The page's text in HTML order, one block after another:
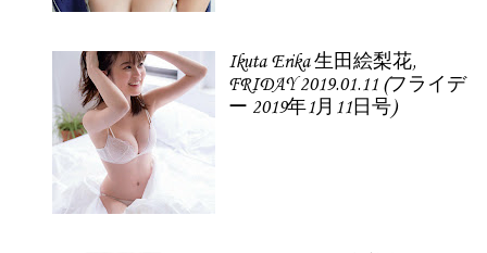
Ikuta Erika 生田絵梨花,
FRIDAY 2019.01.11 (フライデ
ー 2019年1月11日号)